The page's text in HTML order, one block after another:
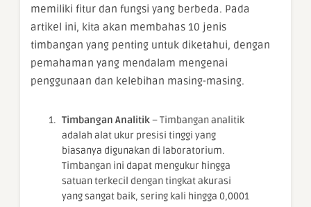
memiliki fitur dan fungsi yang berbeda. Pada
artikel ini, kita akan membahas 10 jenis
timbangan yang penting untuk diketahui, dengan
pemahaman yang mendalam mengenai
penggunaan dan kelebihan masing-masing.
Timbangan Analitik– Timbangan analitik
adalah alat ukur presisi tinggi yang
biasanya digunakan di laboratorium.
Timbangan ini dapat mengukur hingga
satuan terkecil dengan tingkat akurasi
yang sangat baik, sering kali hingga 0,0001